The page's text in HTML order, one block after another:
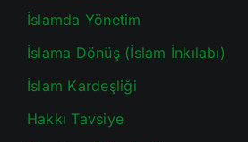
İslamda Yönetim
İslama Dönüş (İslam İnkılabı)
İslam Kardeşliği
Hakkı Tavsiye